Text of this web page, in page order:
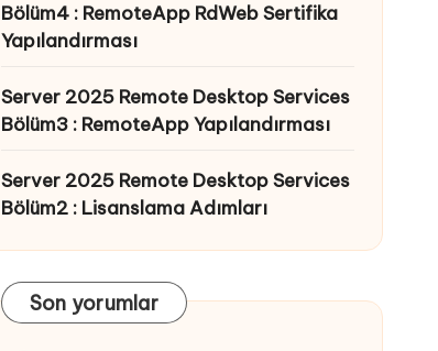
Bölüm4 : RemoteApp RdWeb Sertifika
Yapılandırması
Server 2025 Remote Desktop Services
Bölüm3 : RemoteApp Yapılandırması
Server 2025 Remote Desktop Services
Bölüm2 : Lisanslama Adımları
Son yorumlar